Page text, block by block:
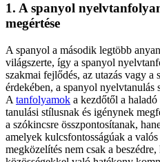
1. A spanyol
megértése
A spanyol a második legtöbb
világszerte, így a spanyol
szakmai fejlődés, az utazás vagy a
érdekében, a spanyol nyelvtanulás
A tanfolyamok a kezdőtől a
tanulási stílusnak és igénynek
a szókincsre összpontosítanak,
amelyek kulcsfontosságúak a
megközelítés nem csak a